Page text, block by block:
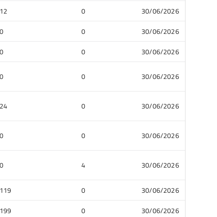
12 0
30/06/2026
0 0
30/06/2026
0 0
30/06/2026
0 0 30/06/2026
24 0 30/06/2026
0 0 30/06/2026
0 4 30/06/2026
119 0
30/06/2026
199 0 30/06/2026